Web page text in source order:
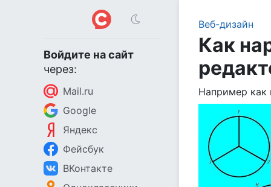
Войдите на сайт
через:
Mail.ru
Google
Яндекс
Фейсбук
ВКонтакте
Веб-дизайн
Как
Например как